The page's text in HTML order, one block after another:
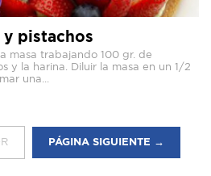
pistachos
masa trabajando 100 gr. de
y la harina. Diluir la masa en un 1/2
una...
PÁGINA SIGUIENTE →